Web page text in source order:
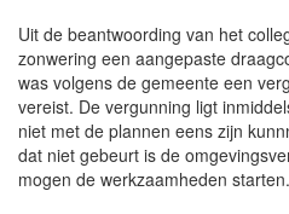
Uit de beantwoording van het
zonwering een aangepaste
was volgens de gemeente een
vereist. De vergunning ligt
niet met de plannen eens zijn
dat niet gebeurt is de
mogen de werkzaamheden starten.